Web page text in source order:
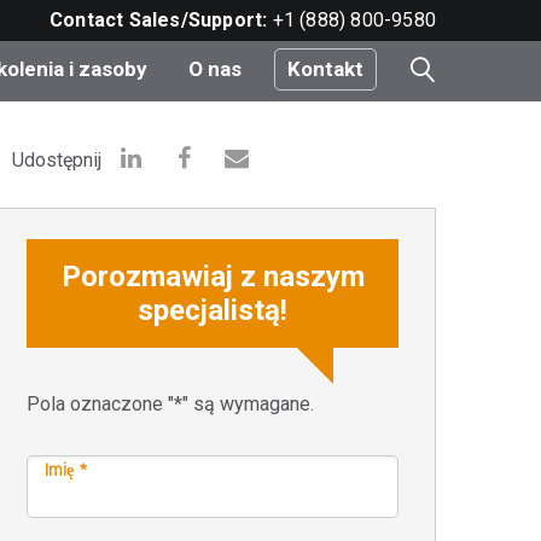
Contact Sales/Support: +1 (888) 800-9580
i zasoby O nas Kontakt
Udostępnij
Porozmawiaj z naszym
specjalistą!
Pola oznaczone "*" są wymagane.
Imię *